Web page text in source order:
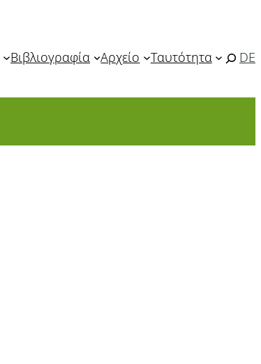
Βιβλιογραφία Αρχείο Ταυτότητα DE